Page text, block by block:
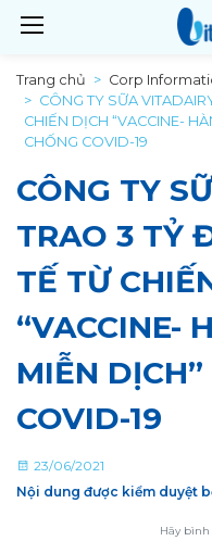
Trang chủ Corp
CÔNG TY SỮA
CHIẾN DỊCH “VACCINE-
CHỐNG COVID-19
CÔNG TY
TRAO 3 TỶ
TẾ TỪ
“VACCINE-
MIỄN
COVID-19
23/06/2021
Nội dung được kiểm duyệt
Hãy